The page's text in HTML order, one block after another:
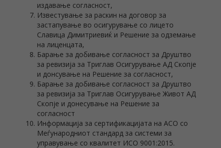
издавање согласност,
Известување за раскин на договор за
застапување во осигурување со лицето
Славица Димитриевиќ и Решение за одземање
на лиценцата,
Барање за добивање согласност за Друштво
за ревизија за Триглав Осигурување АД Скопје
и донсување на Решение за согласност,
Барање за добивање согласност за Друштво
за ревизија за Триглав Осигурување Живот АД
Скопје и донесување на Решение за
согласност
Информација за сертификацијата на АСО со
Меѓународниот стандард за системи за
управување со квалитет ИСО 9001:2015.